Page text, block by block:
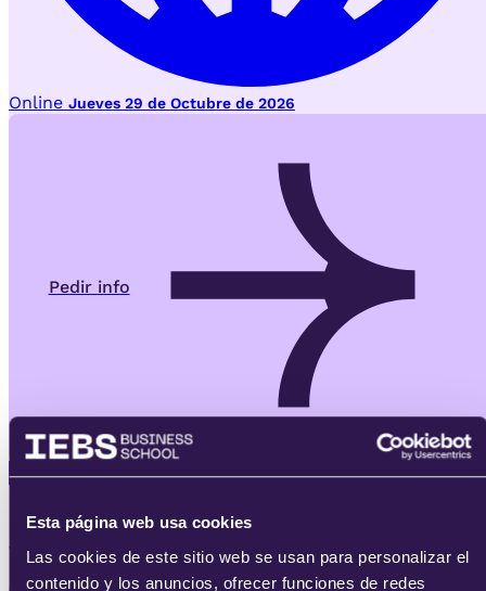
Esta página web usa cookies
Las cookies de este sitio web se usan para personalizar el
contenido y los anuncios, ofrecer funciones de redes
Online Jueves 29 de Octubre de 2026
Pedir info
Ver programasde otras areas: